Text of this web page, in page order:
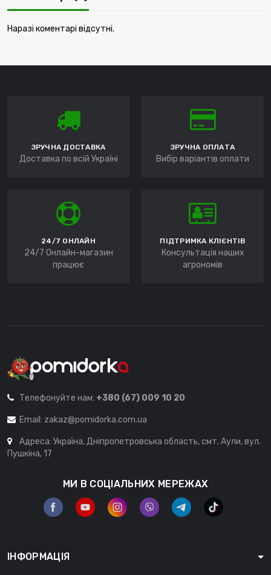
Наразі коментарі відсутні.
ЗРУЧНА ДОСТАВКА
Доставка по всій Україні
ЗРУЧНА ОПЛАТА
Вибір варіантів оплати
24/7 ОНЛАЙН
24/7 Онлайн-магазин
працює
ПІДТРИМКА КЛІЄНТІВ
Консультація наших
агрономів
Телефонуйте нам: +380 (67) 009 10 20
Email: zakaz@pomidorka.com.ua
Адреса: Україна, Дніпропетровська область, смт. Аули, вул.
Пушкіна, 17
МИ В СОЦІАЛЬНИХ МЕРЕЖАХ
ІНФОРМАЦІЯ